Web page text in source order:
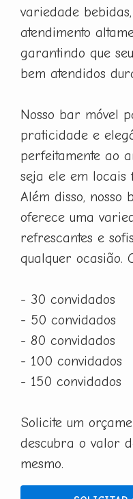
variedade
atendimento
garantindo que
bem atendidos
Nosso bar móvel
praticidade e
perfeitamente ao
seja ele em locais
Além disso,
oferece uma
refrescantes e
qualquer ocasião.
- 30 convidados
- 50 convidados
- 80 convidados
- 100 convidados
- 150 convidados
Solicite um
descubra o valor
mesmo.